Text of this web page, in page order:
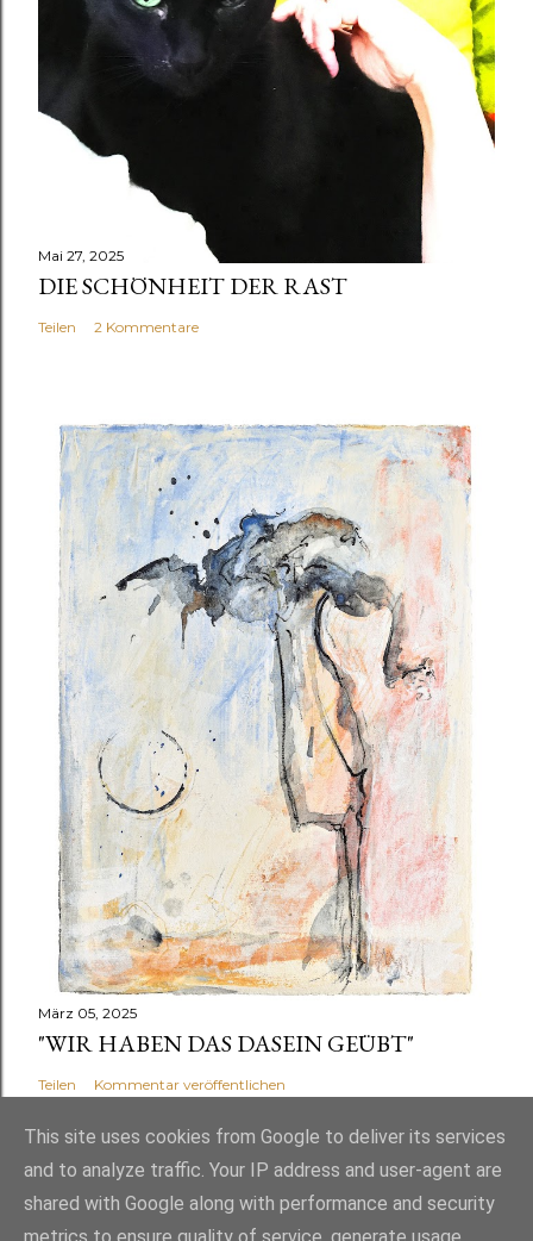
Mai 27, 2025
DIE SCHÖNHEIT DER RAST
Teilen 2 Kommentare
März 05, 2025
"WIR HABEN DAS DASEIN GEÜBT"
Teilen Kommentar veröffentlichen
Powered by Blogger
This site uses cookies from Google to deliver its services
and to analyze traffic. Your IP address and user-agent are
shared with Google along with performance and security